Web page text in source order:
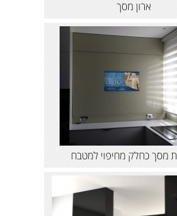
ארון מסך
מסך כחלק מחיפוי למטבח